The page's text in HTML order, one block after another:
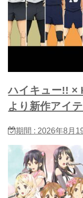
ハイキュー!! ×
より新作アイ
期間 : 2026年8月